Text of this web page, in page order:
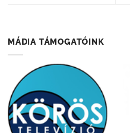
MÁDIA TÁMOGATÓINK